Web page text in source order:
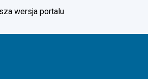
wersja portalu